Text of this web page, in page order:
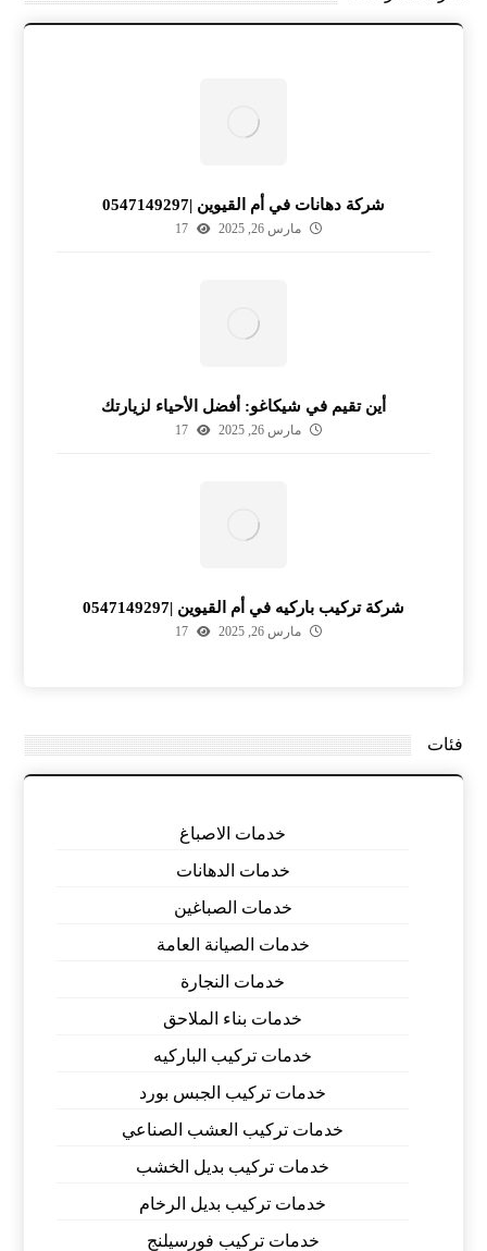
شركة دهانات في أم القيوين |0547149297
مارس 26, 2025 17
أين تقيم في شيكاغو: أفضل الأحياء لزيارتك
مارس 26, 2025 17
شركة تركيب باركيه في أم القيوين |0547149297
مارس 26, 2025 17
فئات
خدمات الاصباغ
خدمات الدهانات
خدمات الصباغين
خدمات الصيانة العامة
خدمات النجارة
خدمات بناء الملاحق
خدمات تركيب الباركيه
خدمات تركيب الجبس بورد
خدمات تركيب العشب الصناعي
خدمات تركيب بديل الخشب
خدمات تركيب بديل الرخام
خدمات تركيب فورسيلنج